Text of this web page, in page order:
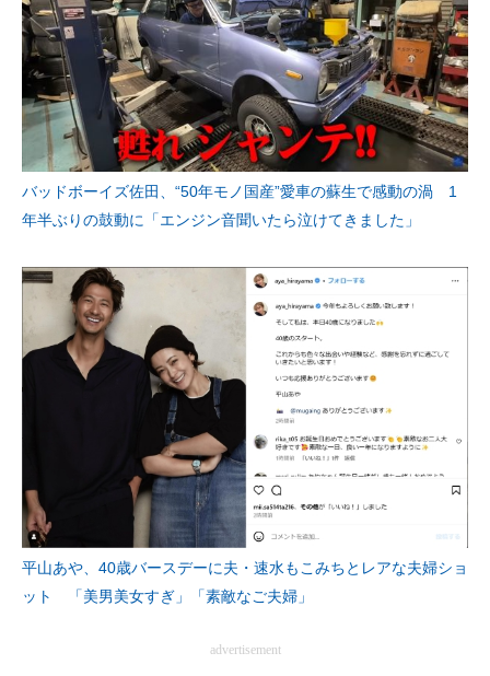
バッドボーイズ佐田、“50年モノ国産”愛車の蘇生で感動の渦 1
年半ぶりの鼓動に「エンジン音聞いたら泣けてきました」
平山あや、40歳バースデーに夫・速水もこみちとレアな夫婦ショ
ット 「美男美女すぎ」「素敵なご夫婦」
advertisement